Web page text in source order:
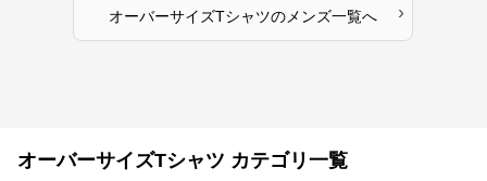
オーバーサイズTシャツの メンズ一覧へ ›
オーバーサイズTシャツ カテゴリ一覧